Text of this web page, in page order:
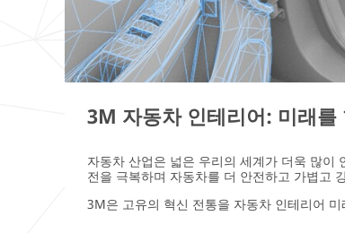
3M 자동차 인테리어: 미래를
자동차 산업은 넓은 우리의 세계가 더욱 많이
전을 극복하며 자동차를 더 안전하고 가볍고
3M은 고유의 혁신 전통을 자동차 인테리어